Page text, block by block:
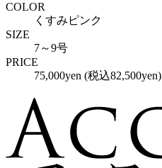
COLOR
くすみピンク
SIZE
7～9号
PRICE
75,000yen (税込82,500yen)